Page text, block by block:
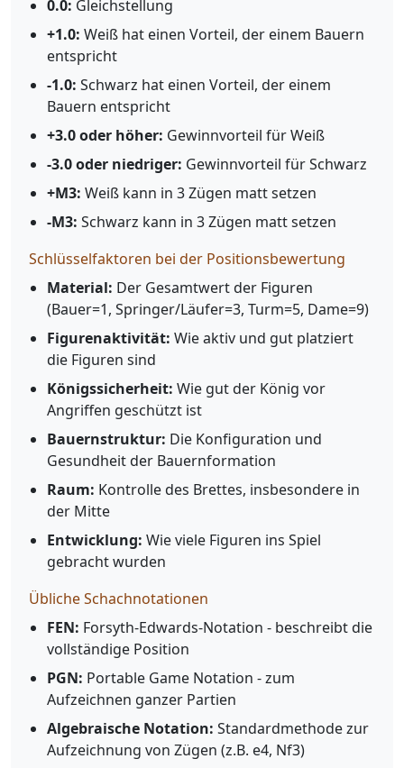
0.0: Gleichstellung
+1.0: Weiß hat einen Vorteil, der einem Bauern
entspricht
-1.0: Schwarz hat einen Vorteil, der einem
Bauern entspricht
+3.0 oder höher: Gewinnvorteil für Weiß
-3.0 oder niedriger: Gewinnvorteil für Schwarz
+M3: Weiß kann in 3 Zügen matt setzen
-M3: Schwarz kann in 3 Zügen matt setzen
Schlüsselfaktoren bei der Positionsbewertung
Material: Der Gesamtwert der Figuren
(Bauer=1, Springer/Läufer=3, Turm=5, Dame=9)
Figurenaktivität: Wie aktiv und gut platziert
die Figuren sind
Königssicherheit: Wie gut der König vor
Angriffen geschützt ist
Bauernstruktur: Die Konfiguration und
Gesundheit der Bauernformation
Raum: Kontrolle des Brettes, insbesondere in
der Mitte
Entwicklung: Wie viele Figuren ins Spiel
gebracht wurden
Übliche Schachnotationen
FEN: Forsyth-Edwards-Notation - beschreibt die
vollständige Position
PGN: Portable Game Notation - zum
Aufzeichnen ganzer Partien
Algebraische Notation: Standardmethode zur
Aufzeichnung von Zügen (z.B. e4, Nf3)